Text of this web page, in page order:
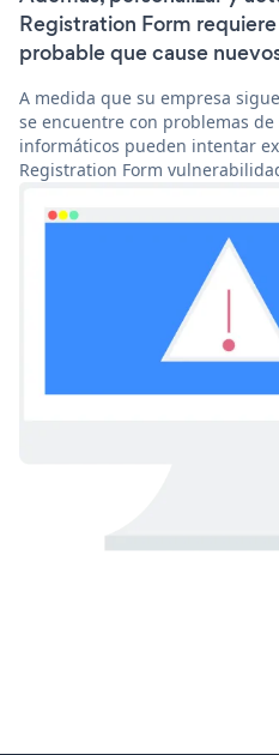
Registration Form
probable que cause
A medida que su empresa
se encuentre con problemas
informáticos pueden intentar
Registration Form